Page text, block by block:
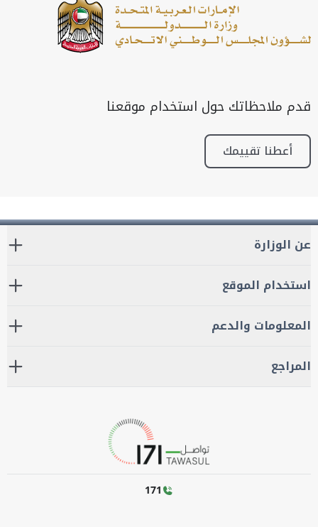
قدم ملاحظاتك حول استخدام موقعنا
أعطنا تقييمك
عن الوزارة
استخدام الموقع
المعلومات والدعم
المراجع
171